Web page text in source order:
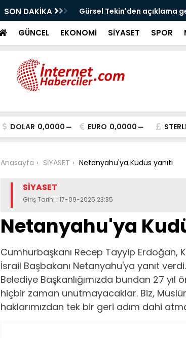
SON DAKİKA Gürsel Tekin'den açıklama
GÜNCEL EKONOMİ SİYASET SPOR
DOLAR 0,0000 EURO 0,0000
Anasayfa SİYASET Netanyahu'ya Kudüs yanıtı
SİYASET
Giriş Tarihi : 17-09-2025 23:35
Netanyahu'ya
Cumhurbaşkanı Recep Tayyip Erdoğan,
İsrail Başbakanı Netanyahu'ya yanıt
Belediye Başkanlığımızda bundan 27
hiçbir zaman unutmayacaklar. Biz,
haklarımızdan tek bir geri adım dahi